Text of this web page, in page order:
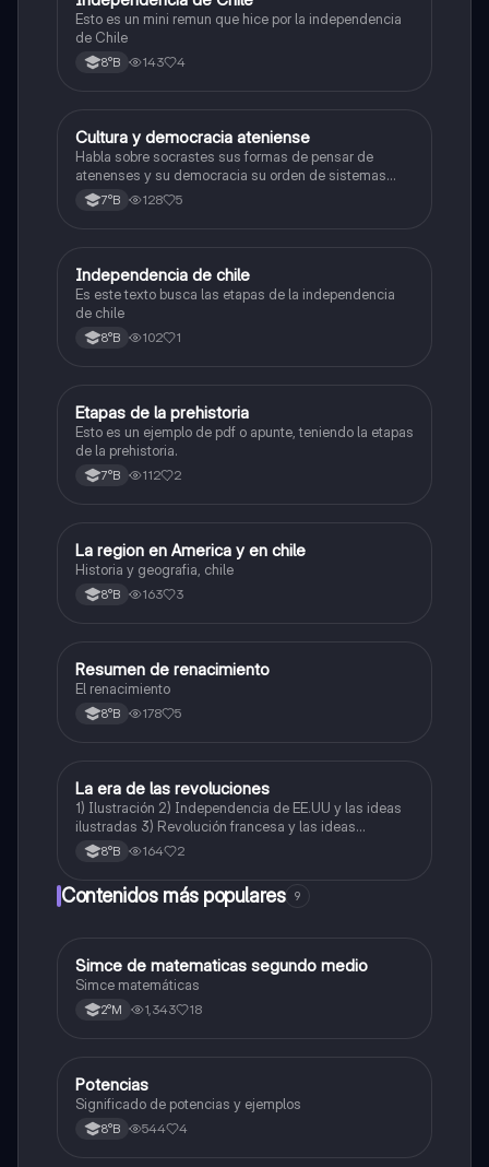
Esto es un mini remun que hice por la independencia
de Chile
8°B 143 4
Historia, Geografía y Ciencias Sociales
Cultura y democracia ateniense
Habla sobre socrastes sus formas de pensar de
atenenses y su democracia su orden de sistemas
políticos su arquitectura y etc
7°B 128 5
Historia, Geografía y Ciencias Sociales
Independencia de chile
Es este texto busca las etapas de la independencia
de chile
8°B 102 1
Historia, Geografía y Ciencias Sociales
Etapas de la prehistoria
Esto es un ejemplo de pdf o apunte, teniendo la etapas
de la prehistoria.
7°B 112 2
Historia, Geografía y Ciencias Sociales
La region en America y en chile
Historia y geografia, chile
8°B 163 3
Historia, Geografía y Ciencias Sociales
Resumen de renacimiento
El renacimiento
8°B 178 5
Historia, Geografía y Ciencias Sociales
La era de las revoluciones
1) Ilustración 2) Independencia de EE.UU y las ideas
ilustradas 3) Revolución francesa y las ideas
ilustradas (solo la parte de cómo las ideas afectan en
ls revolución francesa, no la explicación completa de
8°B 164 2
Contenidos más populares 9
Matemáticas
Simce de matematicas segundo medio
Simce matemáticas
2°M 1,343 18
Matemáticas
Potencias
Significado de potencias y ejemplos
8°B 544 4